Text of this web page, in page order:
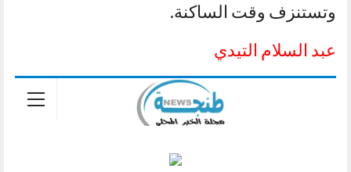
وتستنزف وقت الساكنة.
عبد السلام التيدي